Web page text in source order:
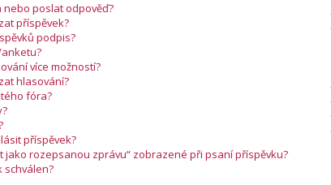
nebo poslat odpověď?
příspěvek?
podpis?
více možností?
hlasování?
fóra?
příspěvek?
jako rozepsanou zprávu“ zobrazené při psaní příspěvku?
schválen?